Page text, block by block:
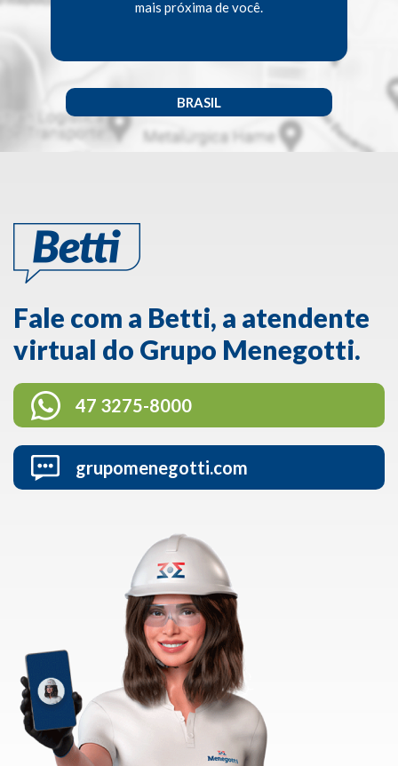
mais próxima de você.
BRASIL
Fale com a Betti, a atendente
virtual do Grupo Menegotti.
47 3275-8000
grupomenegotti.com